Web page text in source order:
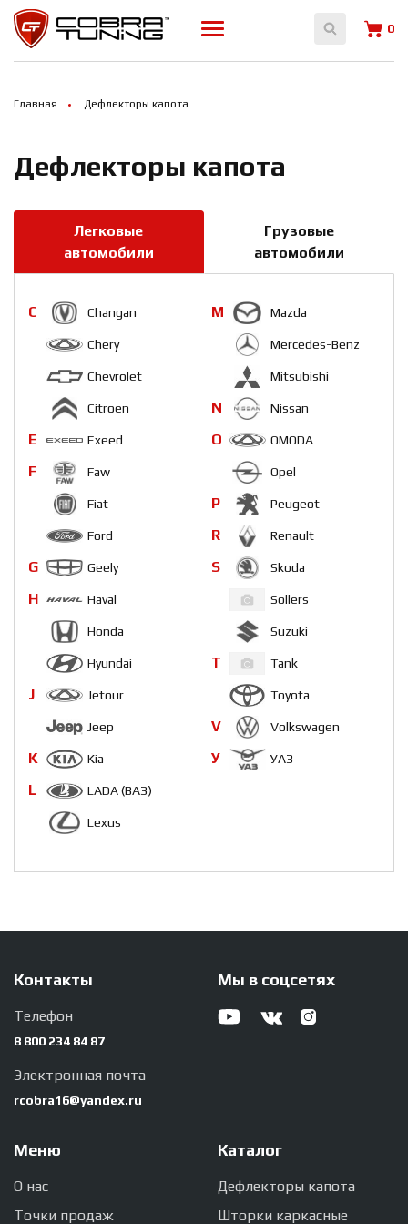
Array ( )
0
Главная Дефлекторы капота
Дефлекторы капота
Легковые
автомобили
Грузовые
автомобили
C Changan
Chery
Chevrolet
Citroen
E Exeed
F Faw
Fiat
Ford
G Geely
H Haval
Honda
Hyundai
J Jetour
Jeep
K Kia
L LADA (ВАЗ)
Lexus
M Mazda
Mercedes-Benz
Mitsubishi
N Nissan
O OMODA
Opel
P Peugeot
R Renault
S Skoda
Sollers
Suzuki
T Tank
Toyota
V Volkswagen
У УАЗ
Контакты
Телефон
8 800 234 84 87
Электронная почта
rcobra16@yandex.ru
Мы в соцсетях
Меню
О нас
Точки продаж
Каталог
Дефлекторы капота
Шторки каркасные